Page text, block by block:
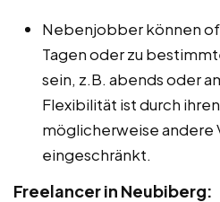
Nebenjobber können
Tagen oder zu
sein, z.B. abends oder
Flexibilität ist durch
möglicherweise andere
eingeschränkt.
Freelancer in Neubiberg: